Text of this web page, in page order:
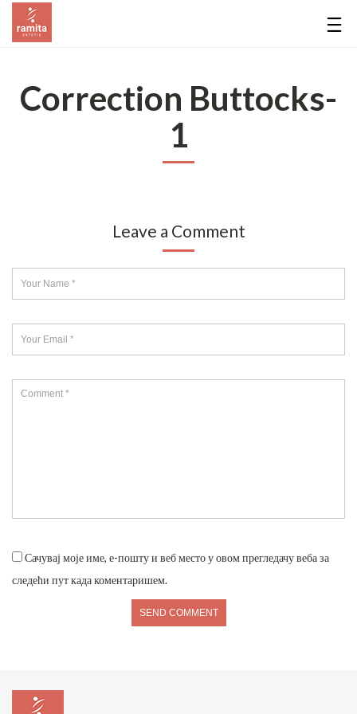
Correction Buttocks-
1
Leave a Comment
Сачувај моје име, е-пошту и веб место у овом прегледачу веба за
следећи пут када коментаришем.